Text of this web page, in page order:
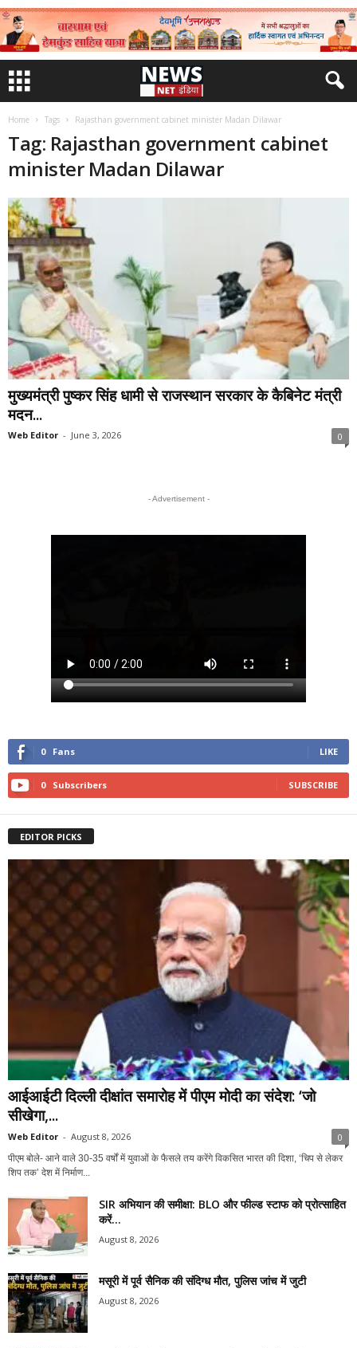
Home Tags Rajasthan government cabinet minister Madan Dilawar
Tag: Rajasthan government cabinet
minister Madan Dilawar
मुख्यमंत्री पुष्कर सिंह धामी से राजस्थान सरकार के कैबिनेट मंत्री
मदन...
Web Editor - June 3, 2026 0
- Advertisement -
0 Fans LIKE
0 Subscribers SUBSCRIBE
EDITOR PICKS
आईआईटी दिल्ली दीक्षांत समारोह में पीएम मोदी का संदेश: ‘जो
सीखेगा,...
Web Editor - August 8, 2026 0
पीएम बोले- आने वाले 30-35 वर्षों में युवाओं के फैसले तय करेंगे विकसित भारत की दिशा, ‘चिप से लेकर
शिप तक’ देश में निर्माण...
SIR अभियान की समीक्षा: BLO और फील्ड स्टाफ को प्रोत्साहित
करें...
August 8, 2026
मसूरी में पूर्व सैनिक की संदिग्ध मौत, पुलिस जांच में जुटी
August 8, 2026